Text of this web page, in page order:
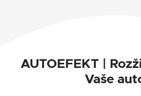
AUTOEFEKT |
Vaše